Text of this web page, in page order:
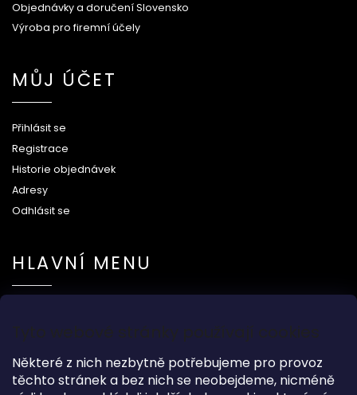
Tyto webové stránky používají cookies
Některé z nich nezbytně potřebujeme pro provoz
těchto stránek a bez nich se neobejdeme, nicméně
Objednávky a doručení Slovensko
Výroba pro firemní účely
MŮJ ÚČET
Přihlásit se
Registrace
Historie objednávek
Adresy
Odhlásit se
HLAVNÍ MENU
Dárkové předměty
O nás